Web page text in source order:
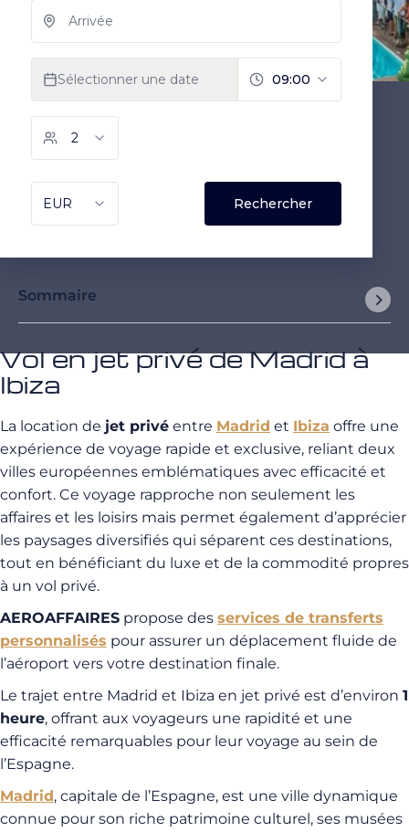
Sommaire
Vol en jet privé de Madrid à
Ibiza
La location de jet privé entre Madrid et Ibiza offre une
expérience de voyage rapide et exclusive, reliant deux
villes européennes emblématiques avec efficacité et
confort. Ce voyage rapproche non seulement les
affaires et les loisirs mais permet également d’apprécier
les paysages diversifiés qui séparent ces destinations,
tout en bénéficiant du luxe et de la commodité propres
à un vol privé.
AEROAFFAIRES propose des services de transferts
personnalisés pour assurer un déplacement fluide de
l’aéroport vers votre destination finale.
Le trajet entre Madrid et Ibiza en jet privé est d’environ 1
heure, offrant aux voyageurs une rapidité et une
efficacité remarquables pour leur voyage au sein de
l’Espagne.
Madrid, capitale de l’Espagne, est une ville dynamique
connue pour son riche patrimoine culturel, ses musées